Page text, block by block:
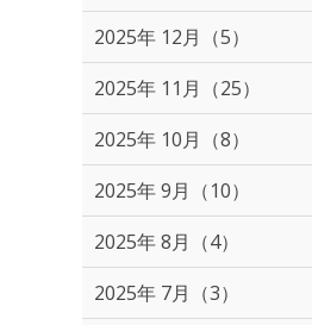
2025年 12月（5）
2025年 11月（25）
2025年 10月（8）
2025年 9月（10）
2025年 8月（4）
2025年 7月（3）